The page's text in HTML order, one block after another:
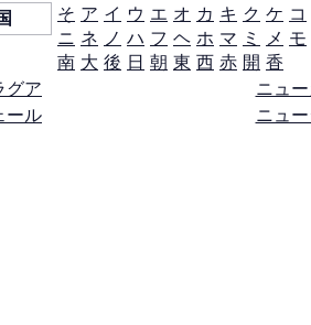
そ ア イ ウ エ オ カ キ ク ケ コ
ニ ネ ノ ハ フ ヘ ホ マ ミ メ モ
南 大 後 日 朝 東 西 赤 開 香
グア
ール
ニュ
ニュ